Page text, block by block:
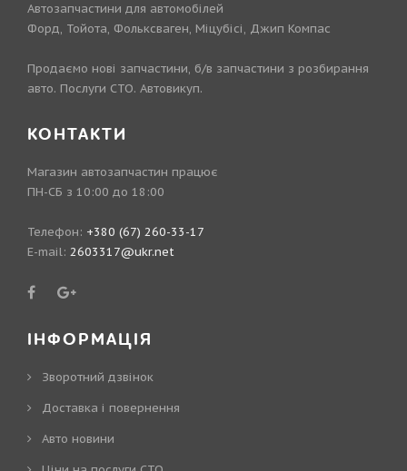
Автозапчастини для автомобілей
Форд, Тойота, Фольксваген, Міцубісі, Джип Компас
Продаємо нові запчастини, б/в запчастини з розбирання
авто. Послуги СТО. Автовикуп.
КОНТАКТИ
Магазин автозапчастин працює
ПН-СБ з 10:00 до 18:00
Телефон: +380 (67) 260-33-17
E-mail: 2603317@ukr.net
ІНФОРМАЦІЯ
Зворотний дзвінок
Доставка і повернення
Авто новини